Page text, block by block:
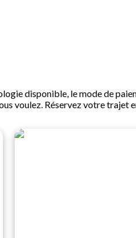
disponible, le mode de
voulez. Réservez votre trajet